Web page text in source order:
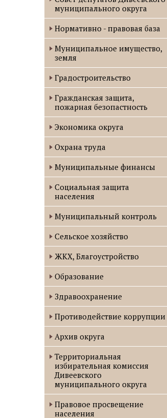
муниципального округа
Нормативно - правовая база
Муниципальное имущество,
земля
Градостроительство
Гражданская защита,
пожарная безопастность
Экономика округа
Охрана труда
Муниципальные финансы
Социальная защита
населения
Муниципальный контроль
Сельское хозяйство
ЖКХ, Благоустройство
Образование
Здравоохранение
Противодействие коррупции
Архив округа
Территориальная
избирательная комиссия
Дивеевского
муниципального округа
Правовое просвещение
населения